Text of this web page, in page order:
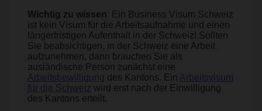
Wichtig zu wissen: Ein Business Visum Schweiz
ist kein Visum für die Arbeitsaufnahme und einen
längerfristigen Aufenthalt in der Schweiz! Sollten
Sie beabsichtigen, in der Schweiz eine Arbeit
aufzunehmen, dann brauchen Sie als
ausländische Person zunächst eine
Arbeitsbewilligung des Kantons. Ein Arbeitsvisum
für die Schweiz wird erst nach der Einwilligung
des Kantons erteilt.